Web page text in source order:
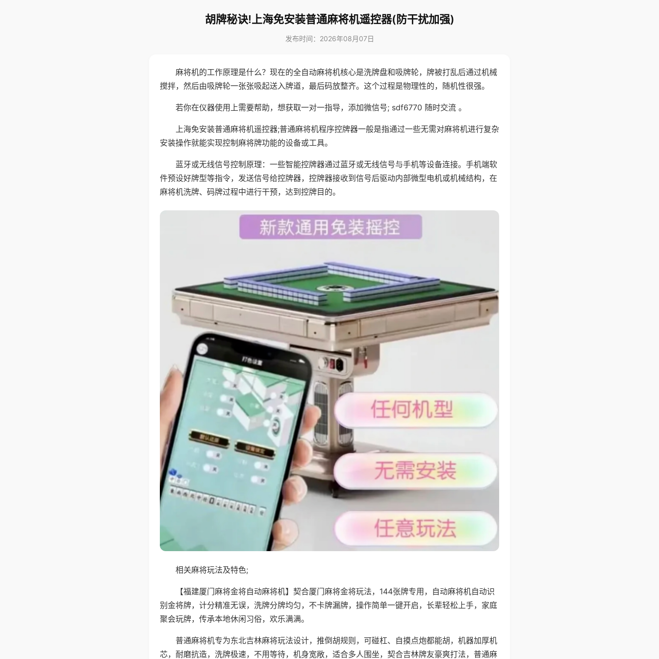
胡牌秘诀!上海免安装普通麻将机遥控器(防干扰加强)
发布时间：2026年08月07日
麻将机的工作原理是什么？现在的全自动麻将机核心是洗牌盘和吸牌轮，牌被打乱后通过机械
搅拌，然后由吸牌轮一张张吸起送入牌道，最后码放整齐。这个过程是物理性的，随机性很强。
若你在仪器使用上需要帮助，想获取一对一指导，添加微信号; sdf6770 随时交流 。
上海免安装普通麻将机遥控器;普通麻将机程序控牌器一般是指通过一些无需对麻将机进行复杂
安装操作就能实现控制麻将牌功能的设备或工具。
蓝牙或无线信号控制原理：一些智能控牌器通过蓝牙或无线信号与手机等设备连接。手机端软
件预设好牌型等指令，发送信号给控牌器，控牌器接收到信号后驱动内部微型电机或机械结构，在
麻将机洗牌、码牌过程中进行干预，达到控牌目的。
相关麻将玩法及特色;
【福建厦门麻将金将自动麻将机】契合厦门麻将金将玩法，144张牌专用，自动麻将机自动识
别金将牌，计分精准无误，洗牌分牌均匀，不卡牌漏牌，操作简单一键开启，长辈轻松上手，家庭
聚会玩牌，传承本地休闲习俗，欢乐满满。
普通麻将机专为东北吉林麻将玩法设计，推倒胡规则，可碰杠、自摸点炮都能胡，机器加厚机
芯，耐磨抗造，洗牌极速，不用等待，机身宽敞，适合多人围坐，契合吉林牌友豪爽打法，普通麻